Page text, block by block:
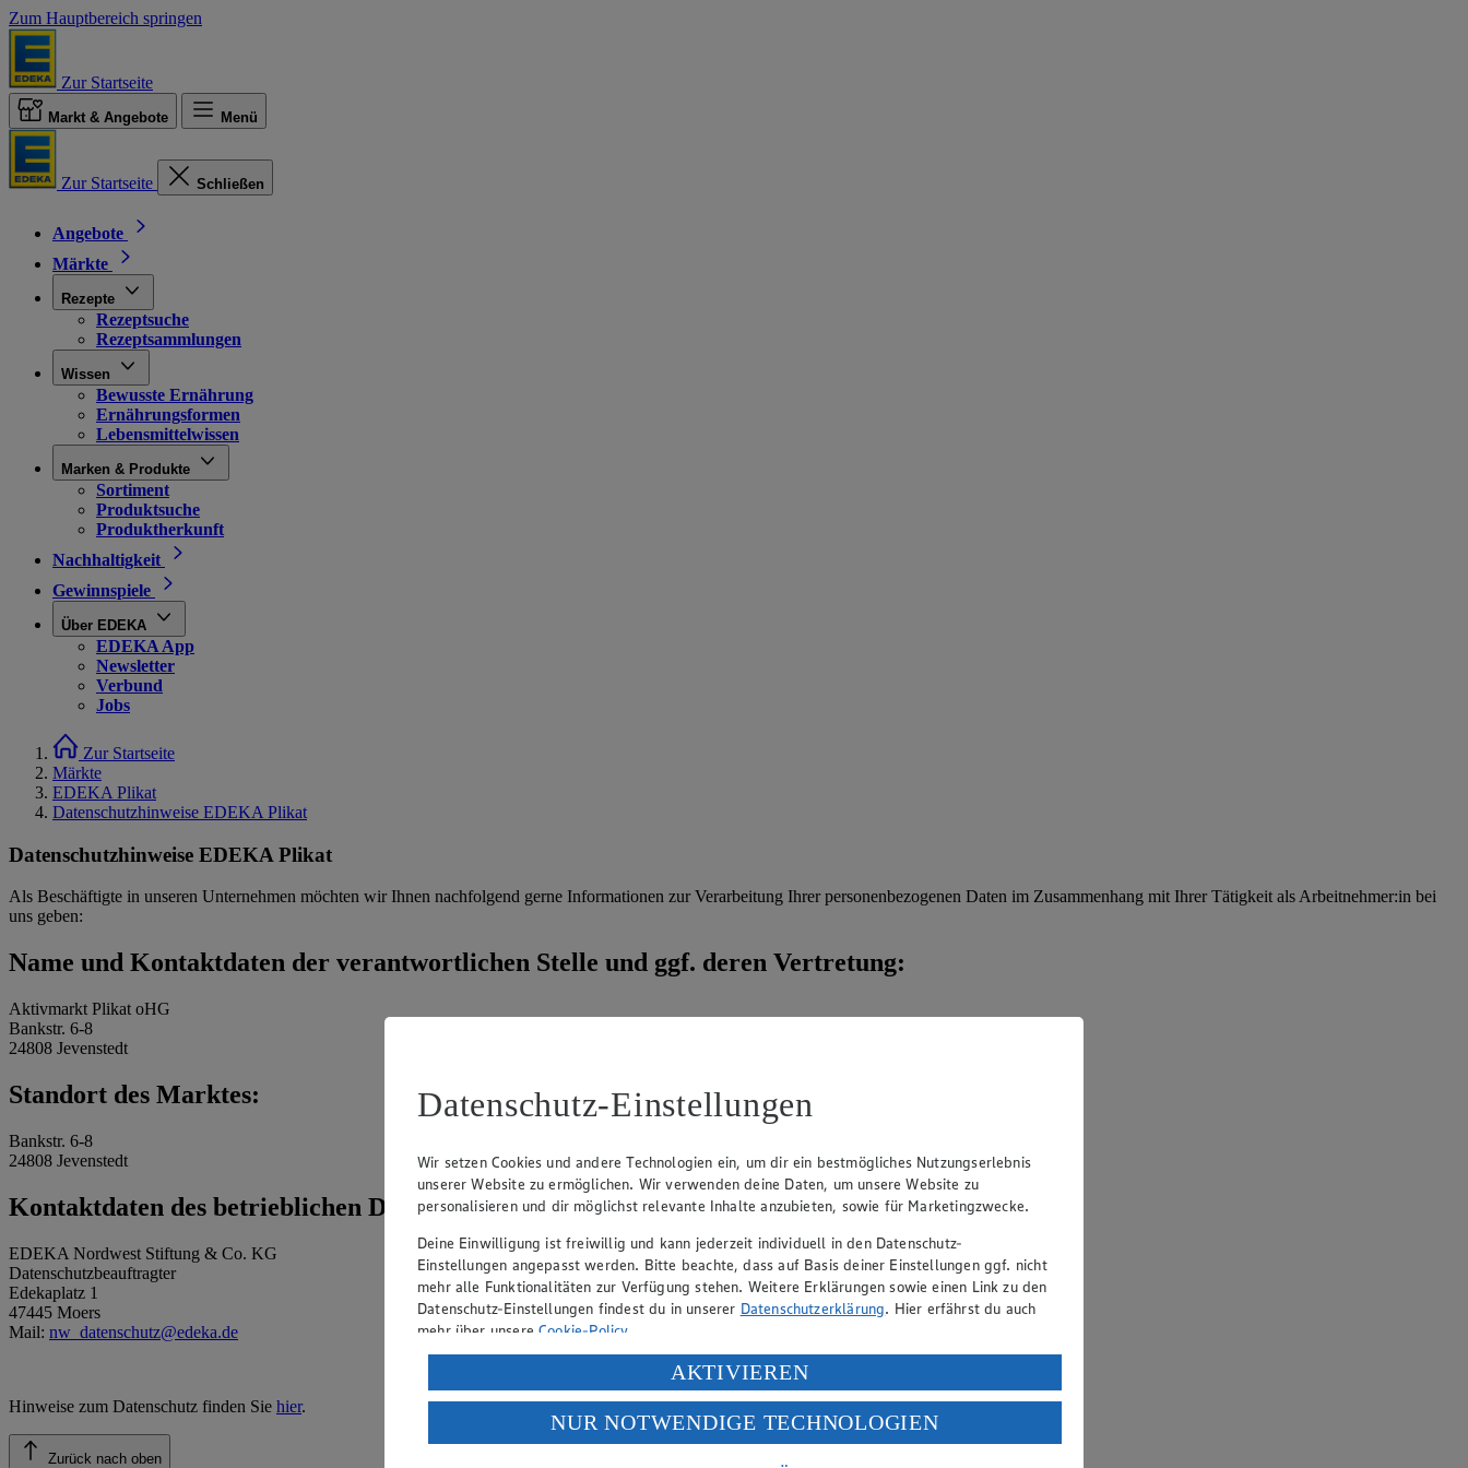
Zum Hauptbereich springen
Zur Startseite
Markt & Angebote Menü
Zur Startseite Schließen
Angebote
Märkte
Rezepte
Rezeptsuche
Rezeptsammlungen
Wissen
Bewusste Ernährung
Ernährungsformen
Lebensmittelwissen
Marken & Produkte
Sortiment
Produktsuche
Produktherkunft
Nachhaltigkeit
Gewinnspiele
Über EDEKA
EDEKA App
Newsletter
Verbund
Jobs
Zur Startseite
Märkte
EDEKA Plikat
Datenschutzhinweise EDEKA Plikat
Datenschutzhinweise EDEKA Plikat
Als Beschäftigte in unseren Unternehmen möchten wir Ihnen nachfolgend gerne Informationen zur Verarbeitung Ihrer personenbezogenen Daten im Zusammenhang mit Ihrer Tätigkeit als Arbeitnehmer:in bei
uns geben:
Name und Kontaktdaten der verantwortlichen Stelle und ggf. deren Vertretung:
Aktivmarkt Plikat oHG
Bankstr. 6-8
24808 Jevenstedt
Standort des Marktes:
Bankstr. 6-8
24808 Jevenstedt
Kontaktdaten des betrieblichen Datenschutzbeauftragten:
EDEKA Nordwest Stiftung & Co. KG
Datenschutzbeauftragter
Edekaplatz 1
47445 Moers
Mail: nw_datenschutz@edeka.de
Hinweise zum Datenschutz finden Sie hier.
Zurück nach oben
Datenschutz-Einstellungen
Wir setzen Cookies und andere Technologien ein, um dir ein bestmögliches Nutzungserlebnis
unserer Website zu ermöglichen. Wir verwenden deine Daten, um unsere Website zu
personalisieren und dir möglichst relevante Inhalte anzubieten, sowie für Marketingzwecke.
Deine Einwilligung ist freiwillig und kann jederzeit individuell in den Datenschutz-
Einstellungen angepasst werden. Bitte beachte, dass auf Basis deiner Einstellungen ggf. nicht
mehr alle Funktionalitäten zur Verfügung stehen. Weitere Erklärungen sowie einen Link zu den
Datenschutz-Einstellungen findest du in unserer Datenschutzerklärung. Hier erfährst du auch
mehr über unsereCookie-Policy.
Verarbeitung deiner personenbezogenen Daten in den USA durch Facebook und YouTube:
Wenn du auf „Aktivieren“ klickst, willigst du im Sinne des Art. 49 Abs. 1 Satz 1 lit. a) DSGVO
ein, dass deine Daten in den USA verarbeitet werden. Der EuGH sieht die USA als Land mit
einem nach europäischen Standards nicht angemessenen Datenschutzniveau an. Es besteht das
AKTIVIEREN
NUR NOTWENDIGE TECHNOLOGIEN